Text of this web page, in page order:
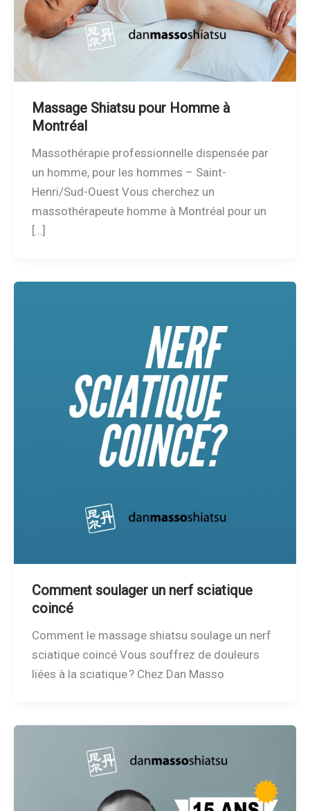
Massage Shiatsu pour Homme à
Montréal
Massothérapie professionnelle dispensée par
un homme, pour les hommes – Saint-
Henri/Sud-Ouest Vous cherchez un
massothérapeute homme à Montréal pour un
[…]
Comment soulager un nerf sciatique
coincé
Comment le massage shiatsu soulage un nerf
sciatique coincé Vous souffrez de douleurs
liées à la sciatique ? Chez Dan Masso